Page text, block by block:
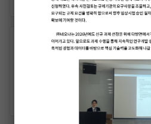
2023-06-01
(주)네오나, TIPS(창업사업화)